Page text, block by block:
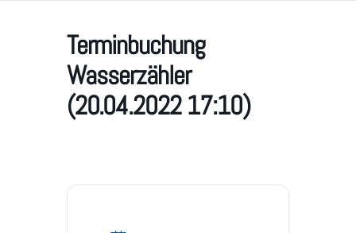
Terminbuchung
Wasserzähler
(20.04.2022 17:10)